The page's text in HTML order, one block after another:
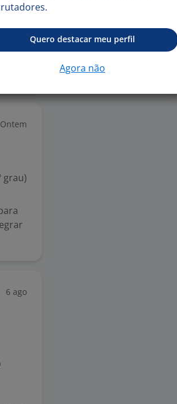
Ontem
grau)
6 ago
Quero destacar meu perfil
Agora não